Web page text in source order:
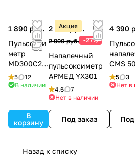
1 890 руб.
Пульсокси
метр
MD300C21
С5
12
В наличии
В
корзину
Акция
2 190 руб.
2 990 руб. -27%
Напалечный
пульсоксиметр
АРМЕД YX301
4.6
7
Нет в наличии
Под заказ
4 390
CMS
5
3
Нет в
Под
Назад к списку